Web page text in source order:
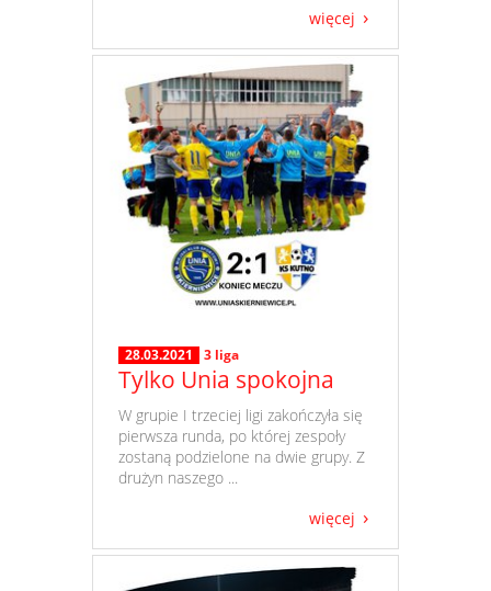
więcej
28.03.2021 3 liga
Tylko Unia spokojna
​ W grupie I trzeciej ligi zakończyła się
pierwsza runda, po której zespoły
zostaną podzielone na dwie grupy. Z
drużyn naszego ...
więcej